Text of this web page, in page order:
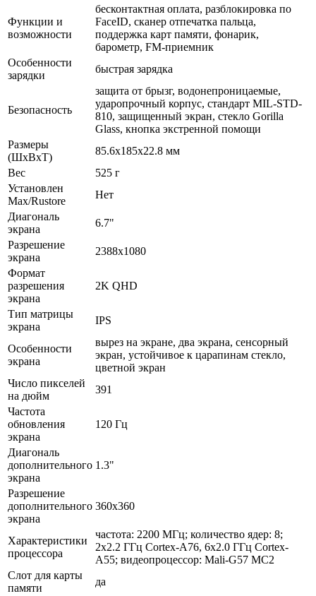
Функции и
возможности
бесконтактная оплата, разблокировка по
FaceID, сканер отпечатка пальца,
поддержка карт памяти, фонарик,
барометр, FM-приемник
Особенности
зарядки
быстрая зарядка
Безопасность
защита от брызг, водонепроницаемые,
ударопрочный корпус, стандарт MIL-STD-
810, защищенный экран, cтекло Gorilla
Glass, кнопка экстренной помощи
Размеры
(ШхВхТ)
85.6x185x22.8 мм
Вес
525 г
Установлен
Max/Rustore
Нет
Диагональ
экрана
6.7"
Разрешение
экрана
2388x1080
Формат
разрешения
экрана
2K QHD
Тип матрицы
экрана
IPS
Особенности
экрана
вырез на экране, два экрана, сенсорный
экран, устойчивое к царапинам стекло,
цветной экран
Число пикселей
на дюйм
391
Частота
обновления
экрана
120 Гц
Диагональ
дополнительного
экрана
1.3"
Разрешение
дополнительного
экрана
360x360
Характеристики
процессора
частота: 2200 МГц; количество ядер: 8;
2x2.2 ГГц Cortex-A76, 6x2.0 ГГц Cortex-
A55; видеопроцессор: Mali-G57 MC2
Слот для карты
памяти
да